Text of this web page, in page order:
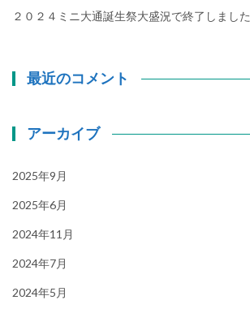
２０２４ミニ大通誕生祭大盛況で終了しました
最近のコメント
アーカイブ
2025年9月
2025年6月
2024年11月
2024年7月
2024年5月